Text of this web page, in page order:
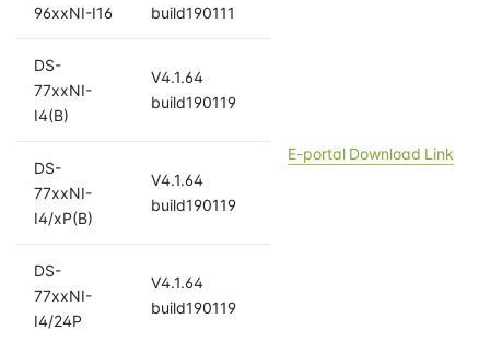
96xxNI-I16
build190111
E-portal Download Link
DS-
77xxNI-
I4(B)
V4.1.64
build190119
DS-
77xxNI-
I4/xP(B)
V4.1.64
build190119
DS-
77xxNI-
I4/24P
V4.1.64
build190119